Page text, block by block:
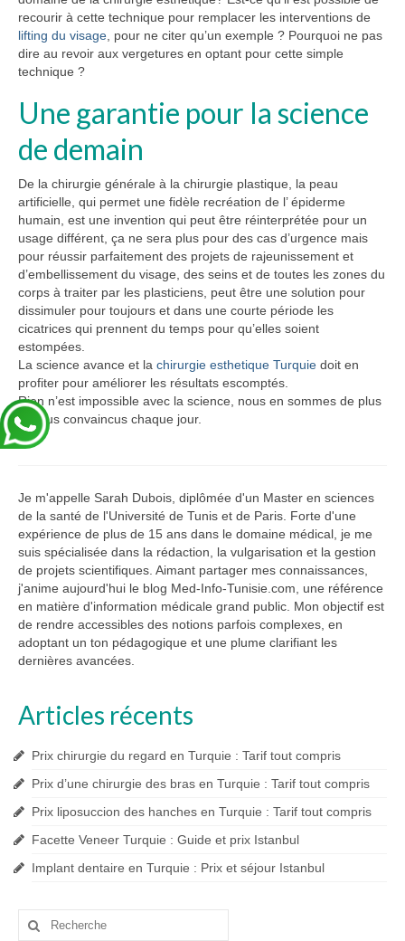
recourir à cette technique pour remplacer les interventions de
lifting du visage, pour ne citer qu’un exemple ? Pourquoi ne pas
dire au revoir aux vergetures en optant pour cette simple
technique ?
Une garantie pour la science
de demain
De la chirurgie générale à la chirurgie plastique, la peau
artificielle, qui permet une fidèle recréation de l’ épiderme
humain, est une invention qui peut être réinterprétée pour un
usage différent, ça ne sera plus pour des cas d’urgence mais
pour réussir parfaitement des projets de rajeunissement et
d’embellissement du visage, des seins et de toutes les zones du
corps à traiter par les plasticiens, peut être une solution pour
dissimuler pour toujours et dans une courte période les
cicatrices qui prennent du temps pour qu’elles soient
estompées.
La science avance et la chirurgie esthetique Turquie doit en
profiter pour améliorer les résultats escomptés.
Rien n’est impossible avec la science, nous en sommes de plus
en plus convaincus chaque jour.
Je m'appelle Sarah Dubois, diplômée d'un Master en sciences
de la santé de l'Université de Tunis et de Paris. Forte d'une
expérience de plus de 15 ans dans le domaine médical, je me
suis spécialisée dans la rédaction, la vulgarisation et la gestion
de projets scientifiques. Aimant partager mes connaissances,
j'anime aujourd'hui le blog Med-Info-Tunisie.com, une référence
en matière d'information médicale grand public. Mon objectif est
de rendre accessibles des notions parfois complexes, en
adoptant un ton pédagogique et une plume clarifiant les
dernières avancées.
Articles récents
Prix chirurgie du regard en Turquie : Tarif tout compris
Prix d’une chirurgie des bras en Turquie : Tarif tout compris
Prix liposuccion des hanches en Turquie : Tarif tout compris
Facette Veneer Turquie : Guide et prix Istanbul
Implant dentaire en Turquie : Prix et séjour Istanbul
Rechercher